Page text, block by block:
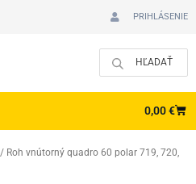
PRIHLÁSENIE
0,00€
/ Roh vnútorný quadro 60 polar 719, 720,